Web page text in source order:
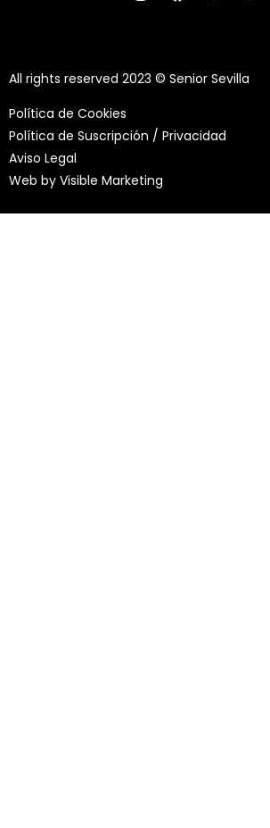
All rights reserved 2023 © Senior Sevilla
Política de Cookies
Política de Suscripción / Privacidad
Aviso Legal
Web by Visible Marketing